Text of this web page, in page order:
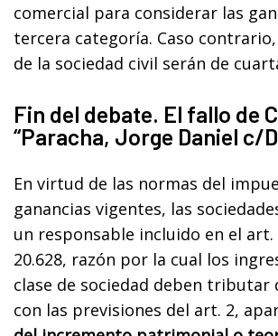
comercial para considerar las
tercera categoría. Caso
de la sociedad civil serán de
Fin del debate. El fallo de
“Paracha, Jorge Daniel c/
En virtud de las normas del
ganancias vigentes, las
un responsable incluido en el art.
20.628, razón por la cual los
clase de sociedad deben tributar
con las previsiones del art. 2,